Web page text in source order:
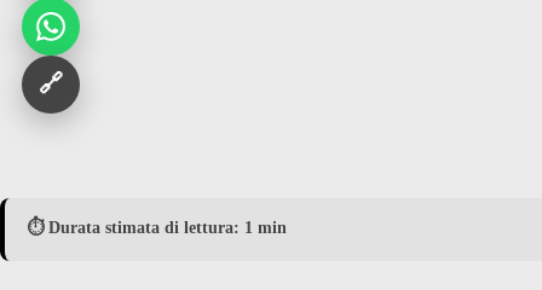
⏱️ Durata stimata di lettura: 1 min
🔗